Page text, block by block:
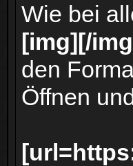
Wie bei
[img][/
den
Öffnen